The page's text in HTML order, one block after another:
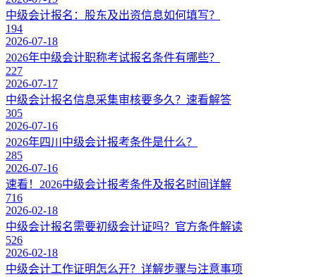
中级会计报名：股东及出资信息如何填写？
194
2026-07-18
2026年中级会计职称考试报名条件有哪些？
227
2026-07-17
中级会计报名信息采集审核要多久？速看解答
305
2026-07-16
2026年四川中级会计报考条件是什么？
285
2026-07-16
速看！2026中级会计报考条件及报名时间详解
716
2026-02-18
中级会计报名需要初级会计证吗？官方条件解读
526
2026-02-18
中级会计工作证明怎么开？详解步骤与注意事项